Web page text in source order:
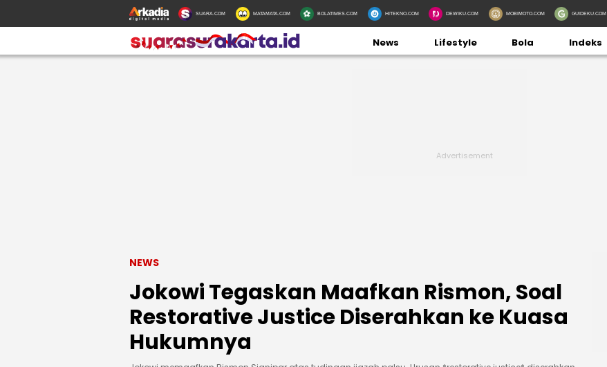
SUARA.COM MATAMATA.COM BOLATIMES.COM HITEKNO.COM DEWIKU.COM MOBIMOTO.COM GUIDEKU.COM
News Lifestyle Bola Indeks
NEWS
Jokowi Tegaskan Maafkan Rismon, Soal
Restorative Justice Diserahkan ke Kuasa
Hukumnya